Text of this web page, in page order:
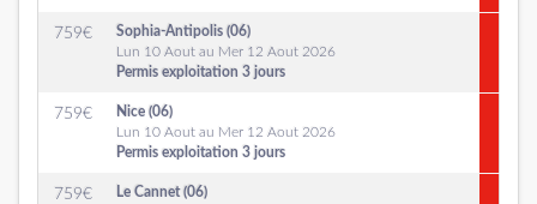
759€
Sophia-Antipolis (06)
Lun 10 Aout au Mer 12 Aout 2026
Permis exploitation 3 jours
759€
Nice (06)
Lun 10 Aout au Mer 12 Aout 2026
Permis exploitation 3 jours
759€
Le Cannet (06)